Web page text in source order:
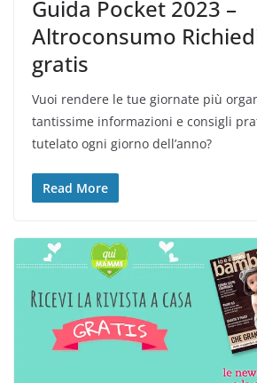
Guida Pocket 2023 –
Altroconsumo
gratis
Vuoi rendere le tue giornate più
tantissime informazioni e consigli
tutelato ogni giorno dell’anno?
Read More